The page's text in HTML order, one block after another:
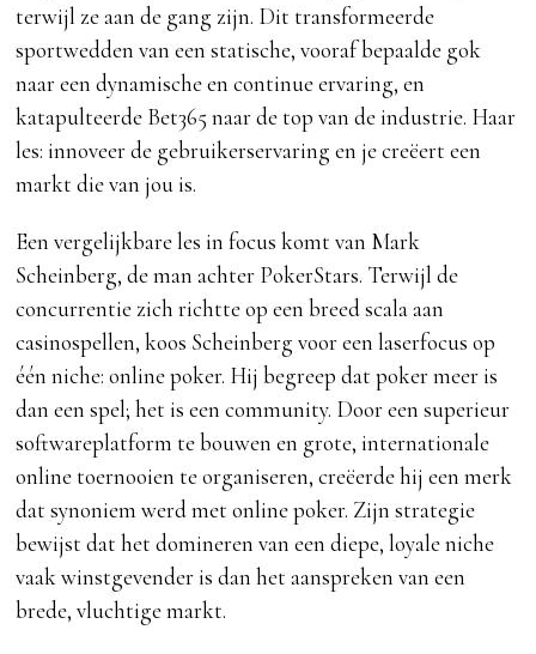
terwijl ze aan de gang zijn. Dit transformeerde
sportwedden van een statische, vooraf bepaalde gok
naar een dynamische en continue ervaring, en
katapulteerde Bet365 naar de top van de industrie. Haar
les: innoveer de gebruikerservaring en je creëert een
markt die van jou is.
Een vergelijkbare les in focus komt van Mark
Scheinberg, de man achter PokerStars. Terwijl de
concurrentie zich richtte op een breed scala aan
casinospellen, koos Scheinberg voor een laserfocus op
één niche: online poker. Hij begreep dat poker meer is
dan een spel; het is een community. Door een superieur
softwareplatform te bouwen en grote, internationale
online toernooien te organiseren, creëerde hij een merk
dat synoniem werd met online poker. Zijn strategie
bewijst dat het domineren van een diepe, loyale niche
vaak winstgevender is dan het aanspreken van een
brede, vluchtige markt.